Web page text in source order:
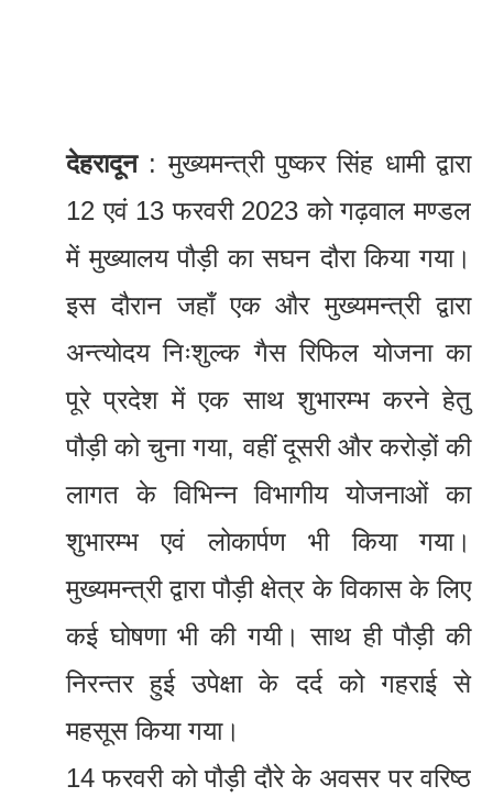
देहरादून: मुख्यमन्त्री पुष्कर सिंह धामी द्वारा
12 एवं 13 फरवरी 2023 को गढ़वाल मण्डल
में मुख्यालय पौड़ी का सघन दौरा किया गया।
इस दौरान जहाँ एक और मुख्यमन्त्री द्वारा
अन्त्योदय निःशुल्क गैस रिफिल योजना का
पूरे प्रदेश में एक साथ शुभारम्भ करने हेतु
पौड़ी को चुना गया, वहीं दूसरी और करोड़ों की
लागत के विभिन्न विभागीय योजनाओं का
शुभारम्भ एवं लोकार्पण भी किया गया।
मुख्यमन्त्री द्वारा पौड़ी क्षेत्र के विकास के लिए
कई घोषणा भी की गयी। साथ ही पौड़ी की
निरन्तर हुई उपेक्षा के दर्द को गहराई से
महसूस किया गया।
14 फरवरी को पौड़ी दौरे के अवसर पर वरिष्ठ